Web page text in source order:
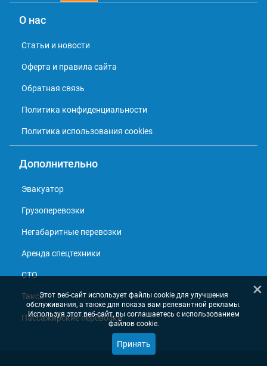
О нас
Статьи и новости
Оферта и правила сайта
Обратная связь
Политика конфиденциальности
Политика использования cookies
Дополнительно
Эвакуатор
Грузоперевозки
Негабаритные перевозки
Аренда спецтехники
СТО
Такси
Пассажирские перевозки
×
Этот веб-сайт использует файлы cookie для улучшения
обслуживания, а также для показа вам релевантной рекламы.
Используя этот веб-сайт, вы соглашаетесь с использованием
файлов cookie.
Принять